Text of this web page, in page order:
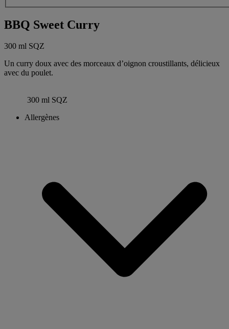
BBQ Sweet Curry
300 ml SQZ
Un curry doux avec des morceaux d’oignon croustillants, délicieux
avec du poulet.
300 ml SQZ
Allergènes